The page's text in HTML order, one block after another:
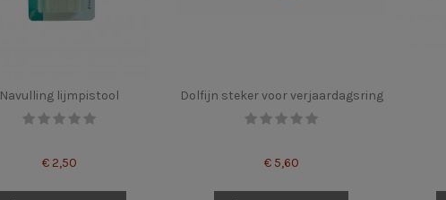
Navulling lijmpistool
€ 2,50
Dolfijn steker voor verjaardagsring
€ 5,60